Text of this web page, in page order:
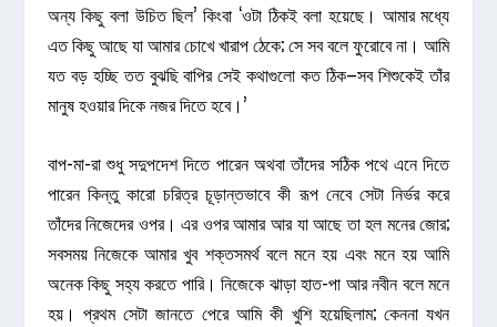
অন্য কিছু বলা উচিত ছিল’ কিংবা ‘ওটা ঠিকই বলা হয়েছে। আমার মধ্যে
এত কিছু আছে যা আমার চোখে খারাপ ঠেকে; সে সব বলে ফুরোবে না। আমি
যত বড় হচ্ছি তত বুঝছি বাপির সেই কথাগুলো কত ঠিক–সব শিশুকেই তাঁর
মানুষ হওয়ার দিকে নজর দিতে হবে।’
বাপ-মা-রা শুধু সদুপদেশ দিতে পারেন অথবা তাঁদের সঠিক পথে এনে দিতে
পারেন কিন্তু কারো চরিত্র চূড়ান্তভাবে কী রূপ নেবে সেটা নির্ভর করে
তাঁদের নিজেদের ওপর। এর ওপর আমার আর যা আছে তা হল মনের জোর;
সবসময় নিজেকে আমার খুব শক্তসমর্থ বলে মনে হয় এবং মনে হয় আমি
অনেক কিছু সহ্য করতে পারি। নিজেকে ঝাড়া হাত-পা আর নবীন বলে মনে
হয়। প্রথম সেটা জানতে পেরে আমি কী খুশি হয়েছিলাম; কেননা যখন